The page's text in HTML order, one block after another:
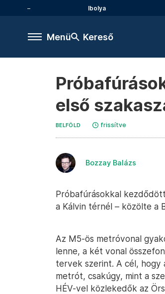
Ibolya
Menü Kereső
első
BELFÖLD frissítve
Bozzay Balázs
Próbafúrásokkal
a Kálvin térnél – közölte a
Az M5-ös metróvonal
lenne, a két vonal
tervek szerint. A cél, hogy
metrót, csakúgy, mint a
HÉV-vel közlekedők az